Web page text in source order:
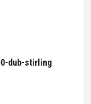
dub-stirling